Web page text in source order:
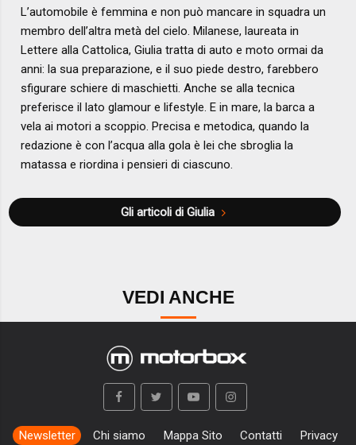
L’automobile è femmina e non può mancare in squadra un
membro dell’altra metà del cielo. Milanese, laureata in
Lettere alla Cattolica, Giulia tratta di auto e moto ormai da
anni: la sua preparazione, e il suo piede destro, farebbero
sfigurare schiere di maschietti. Anche se alla tecnica
preferisce il lato glamour e lifestyle. E in mare, la barca a
vela ai motori a scoppio. Precisa e metodica, quando la
redazione è con l’acqua alla gola è lei che sbroglia la
matassa e riordina i pensieri di ciascuno.
Gli articoli di Giulia
VEDI ANCHE
Newsletter Chi siamo Mappa Sito Contatti Privacy